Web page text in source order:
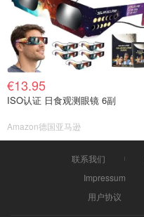
€13.95
ISO认证 日食观测眼镜 6副
Amazon德国亚马逊
联系我们
Impressum
用户协议